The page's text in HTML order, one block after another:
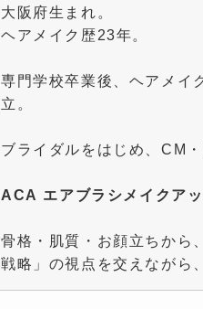
大阪府生まれ。
ヘアメイク歴23年。
専門学校卒業後、ヘアメイ
立。
ブライダルをはじめ、CM
ACA エアブラシメイクア
骨格・肌質・お顔立ちから
戦略」の視点を交えながら